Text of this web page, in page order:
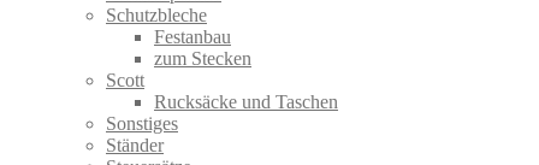
Schutzbleche
Festanbau
zum Stecken
Scott
Rucksäcke und Taschen
Sonstiges
Ständer